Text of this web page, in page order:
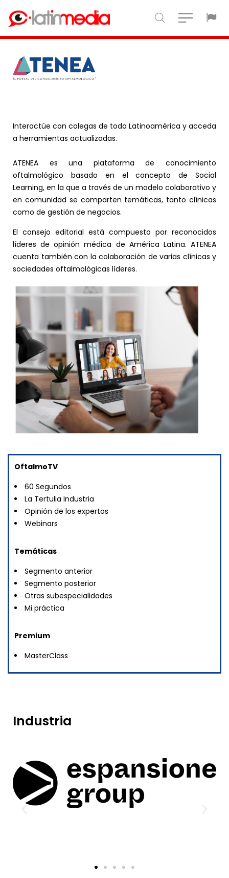
Interactúe con colegas de toda Latinoamérica y acceda
a herramientas actualizadas.
ATENEA es una plataforma de conocimiento
oftalmológico basado en el concepto de Social
Learning, en la que a través de un modelo colaborativo y
en comunidad se comparten temáticas, tanto clínicas
como de gestión de negocios.
El consejo editorial está compuesto por reconocidos
líderes de opinión médica de América Latina. ATENEA
cuenta también con la colaboración de varias clínicas y
sociedades oftalmológicas líderes.
OftalmoTV
60 Segundos
La Tertulia Industria
Opinión de los expertos
Webinars
Temáticas
Segmento anterior
Segmento posterior
Otras subespecialidades
Mi práctica
Premium
MasterClass
Industria